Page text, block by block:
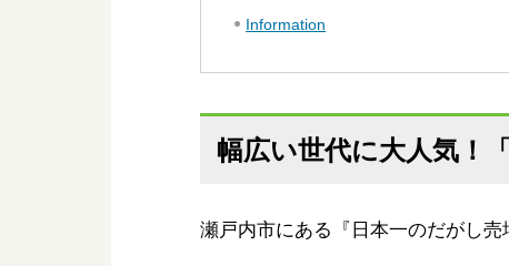
Information
幅広い世代に大人気！
瀬戸内市にある『日本一のだがし